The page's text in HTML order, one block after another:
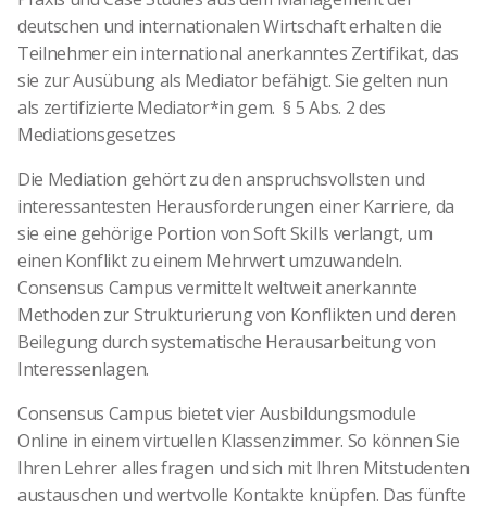
deutschen und internationalen Wirtschaft erhalten die
Teilnehmer ein international anerkanntes Zertifikat, das
sie zur Ausübung als Mediator befähigt. Sie gelten nun
als zertifizierte Mediator*in gem. § 5 Abs. 2 des
Mediationsgesetzes
Die Mediation gehört zu den anspruchsvollsten und
interessantesten Herausforderungen einer Karriere, da
sie eine gehörige Portion von Soft Skills verlangt, um
einen Konflikt zu einem Mehrwert umzuwandeln.
Consensus Campus vermittelt weltweit anerkannte
Methoden zur Strukturierung von Konflikten und deren
Beilegung durch systematische Herausarbeitung von
Interessenlagen.
Consensus Campus bietet vier Ausbildungsmodule
Online in einem virtuellen Klassenzimmer. So können Sie
Ihren Lehrer alles fragen und sich mit Ihren Mitstudenten
austauschen und wertvolle Kontakte knüpfen. Das fünfte